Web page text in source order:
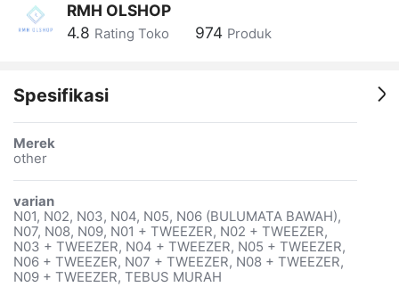
RMH OLSHOP
4.8 Rating Toko 974 Produk
Spesifikasi
Merek
other
varian
N01, N02, N03, N04, N05, N06 (BULUMATA BAWAH),
N07, N08, N09, N01 + TWEEZER, N02 + TWEEZER,
N03 + TWEEZER, N04 + TWEEZER, N05 + TWEEZER,
N06 + TWEEZER, N07 + TWEEZER, N08 + TWEEZER,
N09 + TWEEZER, TEBUS MURAH